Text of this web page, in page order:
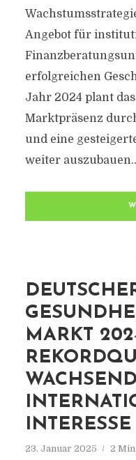
Angebot für
erfolgreichen
Jahr 2024 plant
Marktpräsenz
und eine
weiter
MARKT
INTERESSE
23. Januar 2025 2